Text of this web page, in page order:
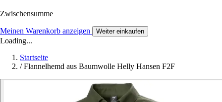
Zwischensumme
Meinen Warenkorb anzeigen Weiter einkaufen
Loading...
Startseite
/ Flannelhemd aus Baumwolle Helly Hansen F2F